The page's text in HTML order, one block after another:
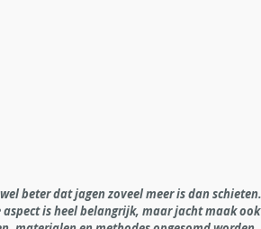
beter dat jagen zoveel meer is dan
is heel belangrijk, maar jacht maak